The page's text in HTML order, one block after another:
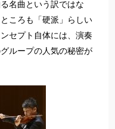
名曲という訳ではな
ころも「硬派」らしい
セプト自体には、演奏
ループの人気の秘密が